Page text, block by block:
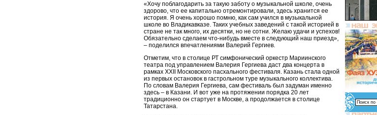
«Хочу поблагодарить за такую заботу о музыкальной школе, очень
здорово, что ее капитально отремонтировали, здесь хранится ее
история. Я очень хорошо помню, как сам учился в музыкальной
школе во Владикавказе. Таких учебных заведений с такой историей в
стране не так много, их десятки, но не сотни. Желаю удачи и успехов!
Обязательно сделаем что-нибудь вместе в следующий наш приезд»,
– поделился впечатлениями Валерий Гергиев.
Отметим, что в столице РТ симфонический оркестр Мариинского
театра под управлением Валерия Гергиева даст два концерта в
рамках XХII Московского пасхального фестиваля. Казань стала одной
из первых остановок в гастрольном туре музыкального коллектива.
По словам Валерия Гергиева, сам фестиваль был задуман именно
здесь – в Казани. И вот уже на протяжении порядка 20 лет
традиционно он стартует в Москве, а продолжается в столице
Татарстана.